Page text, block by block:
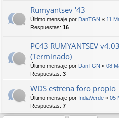
Rumyantsev '43
Último mensaje por DanTGN « 11
Respuestas: 16
PC43 RUMYANTSEV
(Terminado)
Último mensaje por DanTGN « 08
Respuestas: 3
WDS estrena foro propio
Último mensaje por IndiaVerde « 05
Respuestas: 7